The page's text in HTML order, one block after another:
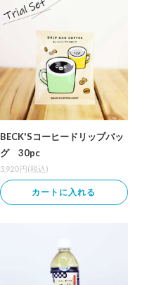
BECK'Sコーヒードリップバッ
グ 30pc
3,920 円(税込)
カートに入れる